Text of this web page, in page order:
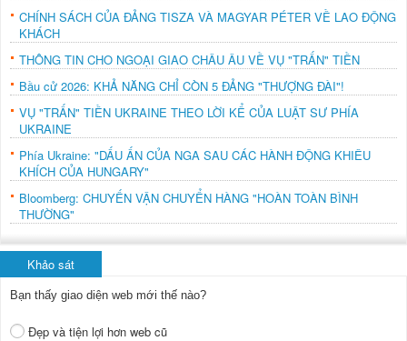
CHÍNH SÁCH CỦA ĐẢNG TISZA VÀ MAGYAR PÉTER VỀ LAO ĐỘNG
KHÁCH
THÔNG TIN CHO NGOẠI GIAO CHÂU ÂU VỀ VỤ "TRẤN" TIỀN
Bầu cử 2026: KHẢ NĂNG CHỈ CÒN 5 ĐẢNG "THƯỢNG ĐÀI"!
VỤ "TRẤN" TIỀN UKRAINE THEO LỜI KỂ CỦA LUẬT SƯ PHÍA
UKRAINE
Phía Ukraine: "DẤU ẤN CỦA NGA SAU CÁC HÀNH ĐỘNG KHIÊU
KHÍCH CỦA HUNGARY"
Bloomberg: CHUYẾN VẬN CHUYỂN HÀNG "HOÀN TOÀN BÌNH
THƯỜNG"
Khảo sát
Bạn thấy giao diện web mới thế nào?
Đẹp và tiện lợi hơn web cũ